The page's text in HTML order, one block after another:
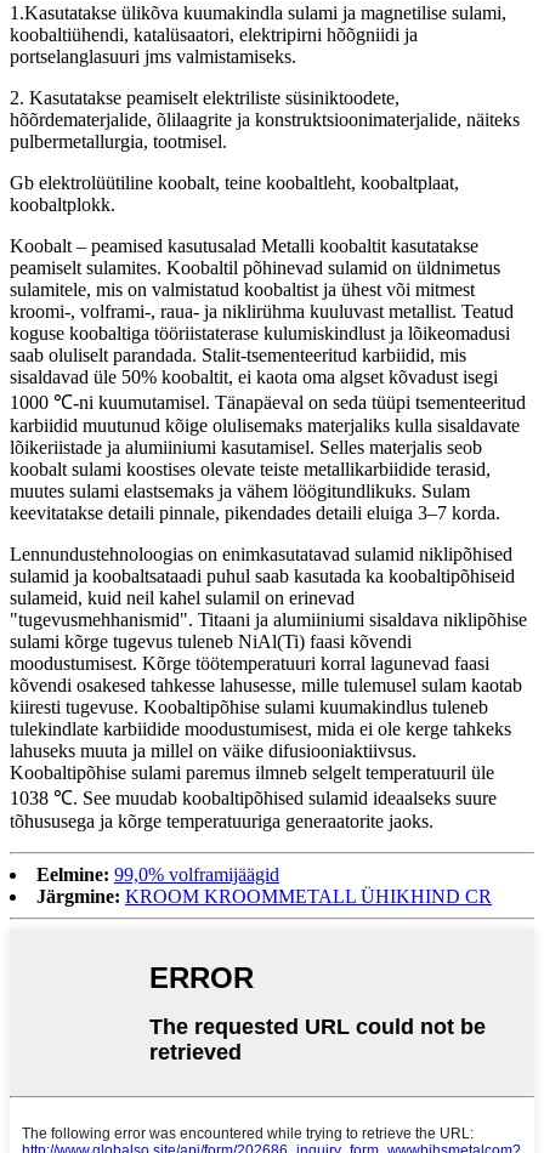
1.Kasutatakse ülikõva kuumakindla sulami ja magnetilise sulami,
koobaltiühendi, katalüsaatori, elektripirni hõõgniidi ja
portselanglasuuri jms valmistamiseks.
2. Kasutatakse peamiselt elektriliste süsiniktoodete,
hõõrdematerjalide, õlilaagrite ja konstruktsioonimaterjalide, näiteks
pulbermetallurgia, tootmisel.
Gb elektrolüütiline koobalt, teine ​​koobaltleht, koobaltplaat,
koobaltplokk.
Koobalt – peamised kasutusalad Metalli koobaltit kasutatakse
peamiselt sulamites. Koobaltil põhinevad sulamid on üldnimetus
sulamitele, mis on valmistatud koobaltist ja ühest või mitmest
kroomi-, volframi-, raua- ja niklirühma kuuluvast metallist. Teatud
koguse koobaltiga tööriistaterase kulumiskindlust ja lõikeomadusi
saab oluliselt parandada. Stalit-tsementeeritud karbiidid, mis
sisaldavad üle 50% koobaltit, ei kaota oma algset kõvadust isegi
1000 ℃-ni kuumutamisel. Tänapäeval on seda tüüpi tsementeeritud
karbiidid muutunud kõige olulisemaks materjaliks kulla sisaldavate
lõikeriistade ja alumiiniumi kasutamisel. Selles materjalis seob
koobalt sulami koostises olevate teiste metallikarbiidide terasid,
muutes sulami elastsemaks ja vähem löögitundlikuks. Sulam
keevitatakse detaili pinnale, pikendades detaili eluiga 3–7 korda.
Lennundustehnoloogias on enimkasutatavad sulamid niklipõhised
sulamid ja koobaltsataadi puhul saab kasutada ka koobaltipõhiseid
sulameid, kuid neil kahel sulamil on erinevad
"tugevusmehhanismid". Titaani ja alumiiniumi sisaldava niklipõhise
sulami kõrge tugevus tuleneb NiAl(Ti) faasi kõvendi
moodustumisest. Kõrge töötemperatuuri korral lagunevad faasi
kõvendi osakesed tahkesse lahusesse, mille tulemusel sulam kaotab
kiiresti tugevuse. Koobaltipõhise sulami kuumakindlus tuleneb
tulekindlate karbiidide moodustumisest, mida ei ole kerge tahkeks
lahuseks muuta ja millel on väike difusiooniaktiivsus.
Koobaltipõhise sulami paremus ilmneb selgelt temperatuuril üle
1038 ℃. See muudab koobaltipõhised sulamid ideaalseks suure
tõhususega ja kõrge temperatuuriga generaatorite jaoks.
Eelmine: 99,0% volframijäägid
Järgmine: KROOM KROOMMETALL ÜHIKHIND CR